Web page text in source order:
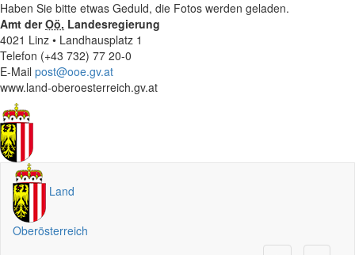
Haben Sie bitte etwas Geduld, die Fotos werden geladen.
Amt derOö. Landesregierung
4021 Linz • Landhausplatz 1
Telefon (+43 732) 77 20-0
E-Mail post@ooe.gv.at
www.land-oberoesterreich.gv.at
Land
Oberösterreich